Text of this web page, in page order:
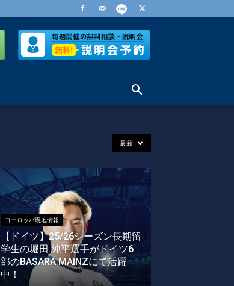
最新
ヨーロッパ現地情報
【ドイツ】25/26シーズン長期留
学生の堀田 純平選手がドイツ6
部のBASARA MAINZにて活躍
中！